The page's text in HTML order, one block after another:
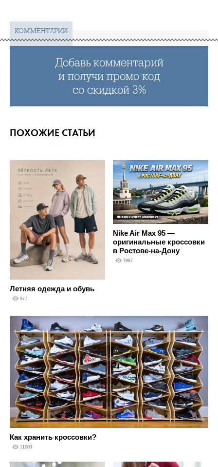
КОММЕНТАРИИ
Добавь комментарий
и получи промо код
со скидкой 3%
ПОХОЖИЕ СТАТЬИ
Летняя одежда и обувь
977
Nike Air Max 95 —
оригинальные кроссовки
в Ростове-на-Дону
7987
Как хранить кроссовки?
11003